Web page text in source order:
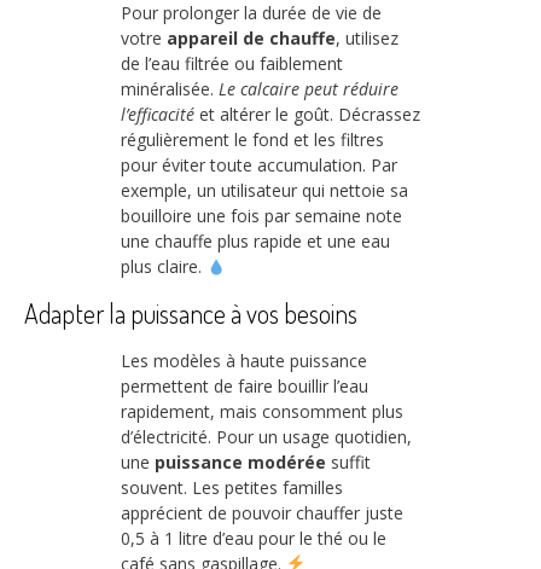
Pour prolonger la durée de vie de
votre appareil de chauffe, utilisez
de l’eau filtrée ou faiblement
minéralisée. Le calcaire peut réduire
l’efficacité et altérer le goût. Décrassez
régulièrement le fond et les filtres
pour éviter toute accumulation. Par
exemple, un utilisateur qui nettoie sa
bouilloire une fois par semaine note
une chauffe plus rapide et une eau
plus claire.
Adapter la puissance à vos besoins
Les modèles à haute puissance
permettent de faire bouillir l’eau
rapidement, mais consomment plus
d’électricité. Pour un usage quotidien,
une puissance modérée suffit
souvent. Les petites familles
apprécient de pouvoir chauffer juste
0,5 à 1 litre d’eau pour le thé ou le
café sans gaspillage.